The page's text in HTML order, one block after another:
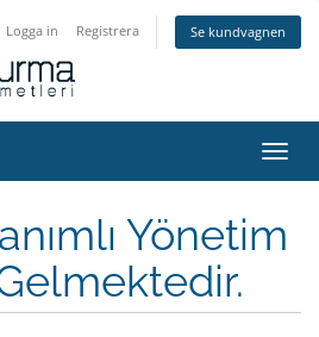
Logga in Registrera Se kundvagnen
Växla
Yönetim